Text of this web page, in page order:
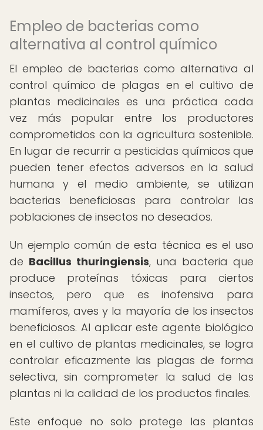
Empleo de bacterias como
alternativa al control químico
El empleo de bacterias como alternativa al
control químico de plagas en el cultivo de
plantas medicinales es una práctica cada
vez más popular entre los productores
comprometidos con la agricultura sostenible.
En lugar de recurrir a pesticidas químicos que
pueden tener efectos adversos en la salud
humana y el medio ambiente, se utilizan
bacterias beneficiosas para controlar las
poblaciones de insectos no deseados.
Un ejemplo común de esta técnica es el uso
de Bacillus thuringiensis, una bacteria que
produce proteínas tóxicas para ciertos
insectos, pero que es inofensiva para
mamíferos, aves y la mayoría de los insectos
beneficiosos. Al aplicar este agente biológico
en el cultivo de plantas medicinales, se logra
controlar eficazmente las plagas de forma
selectiva, sin comprometer la salud de las
plantas ni la calidad de los productos finales.
Este enfoque no solo protege las plantas